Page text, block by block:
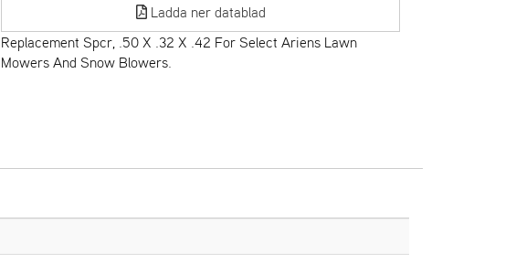
Ladda ner datablad
Replacement Spcr, .50 X .32 X .42 For Select Ariens Lawn
Mowers And Snow Blowers.